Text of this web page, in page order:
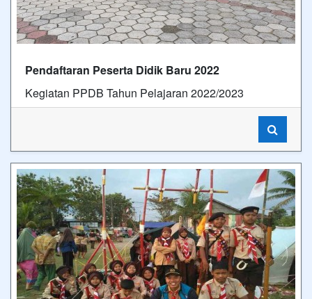
Pendaftaran Peserta Didik Baru 2022
Kegiatan PPDB Tahun Pelajaran 2022/2023